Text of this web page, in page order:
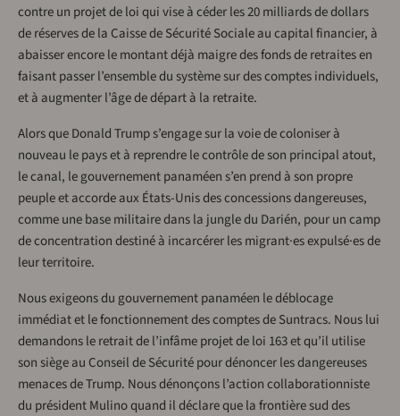
contre un projet de loi qui vise à céder les 20 milliards de dollars
de réserves de la Caisse de Sécurité Sociale au capital financier, à
abaisser encore le montant déjà maigre des fonds de retraites en
faisant passer l’ensemble du système sur des comptes individuels,
et à augmenter l’âge de départ à la retraite.
Alors que Donald Trump s’engage sur la voie de coloniser à
nouveau le pays et à reprendre le contrôle de son principal atout,
le canal, le gouvernement panaméen s’en prend à son propre
peuple et accorde aux États-Unis des concessions dangereuses,
comme une base militaire dans la jungle du Darién, pour un camp
de concentration destiné à incarcérer les migrant·es expulsé·es de
leur territoire.
Nous exigeons du gouvernement panaméen le déblocage
immédiat et le fonctionnement des comptes de Suntracs. Nous lui
demandons le retrait de l’infâme projet de loi 163 et qu’il utilise
son siège au Conseil de Sécurité pour dénoncer les dangereuses
menaces de Trump. Nous dénonçons l’action collaborationniste
du président Mulino quand il déclare que la frontière sud des